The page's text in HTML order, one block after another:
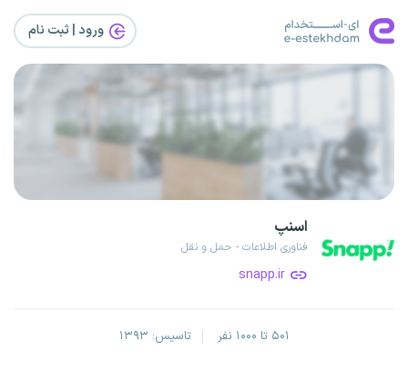
ورود | ثبت‌ نام
اسنپ
فناوری اطلاعات - حمل و نقل
snapp.ir
۵۰۱ تا ۱۰۰۰ نفر تاسیس: ۱۳۹۳